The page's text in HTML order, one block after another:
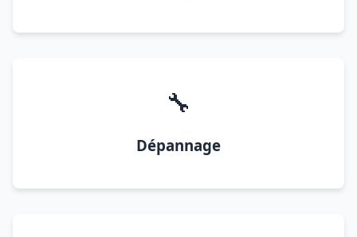
🔧
Dépannage